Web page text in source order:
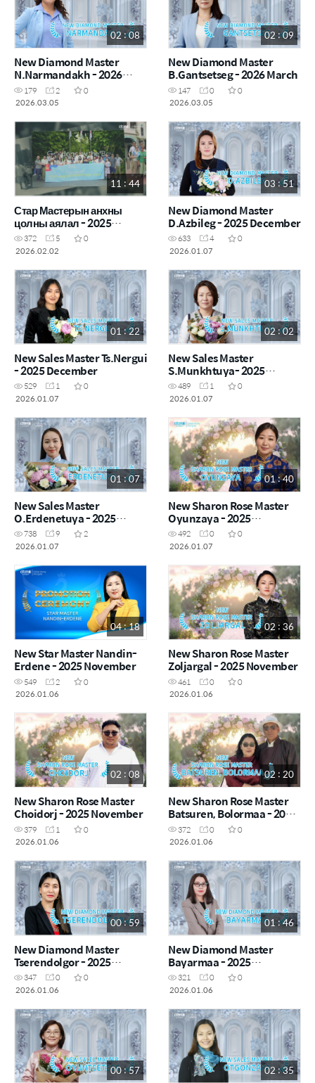
02 : 08
New Diamond Master
N.Narmandakh - 2026
March
179 2
0
2026.03.05
02 : 09
New Diamond Master
B.Gantsetseg - 2026 March
147 0
0
2026.03.05
11 : 44
Стар Мастерын анхны
цолны аялал - 2025
Сингапур
372 5
0
2026.02.02
03 : 51
New Diamond Master
D.Azbileg - 2025 December
633 4
0
2026.01.07
01 : 22
New Sales Master Ts.Nergui
- 2025 December
529 1
0
2026.01.07
02 : 02
New Sales Master
S.Munkhtuya- 2025
December
489 1
0
2026.01.07
01 : 07
New Sales Master
O.Erdenetuya - 2025
December
738 9
2
2026.01.07
01 : 40
New Sharon Rose Master
Oyunzaya - 2025
December
492 0
0
2026.01.07
04 : 18
New Star Master Nandin-
Erdene - 2025 November
549 2
0
2026.01.06
02 : 36
New Sharon Rose Master
Zoljargal - 2025 November
461 0
0
2026.01.06
02 : 08
New Sharon Rose Master
Choidorj - 2025 November
379 1
0
2026.01.06
02 : 20
New Sharon Rose Master
Batsuren, Bolormaa - 2025
November
372 0
0
2026.01.06
00 : 59
New Diamond Master
Tserendolgor - 2025
November
347 0
0
2026.01.06
01 : 46
New Diamond Master
Bayarmaa - 2025
November
321 0
0
2026.01.06
00 : 57 02 : 35